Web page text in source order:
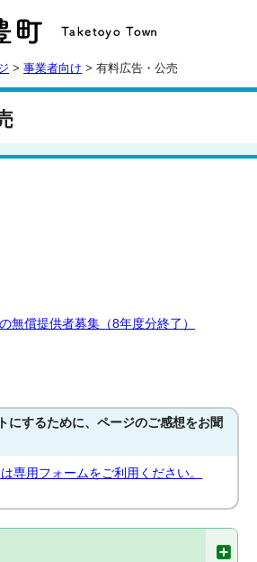
> 事業者向け > 有料広告・公売
無償提供者募集（8年度分終了）
にするために、ページのご感想をお聞
専用フォームをご利用ください。